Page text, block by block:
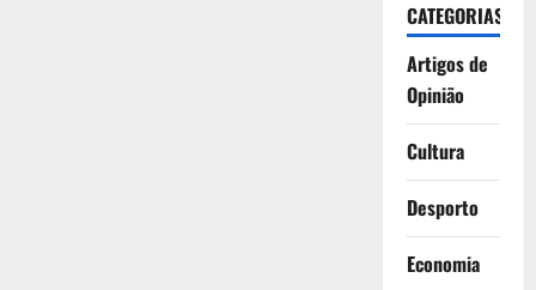
CATEGORIAS
Artigos de
Opinião
Cultura
Desporto
Economia